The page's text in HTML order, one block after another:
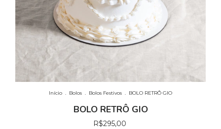
Início . Bolos . Bolos Festivos . BOLO RETRÔ GIO
BOLO RETRÔ GIO
R$295,00